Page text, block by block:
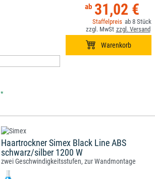
31,02 €
8
*
Haartrockner Simex Black Line ABS
schwarz/silber 1200 W
zwei Geschwindigkeitsstufen, zur Wandmontage